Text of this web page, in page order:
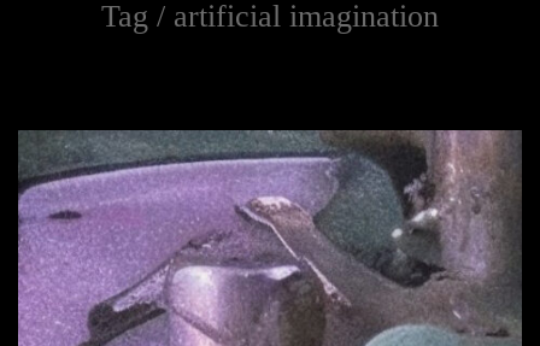
Tag / artificial imagination